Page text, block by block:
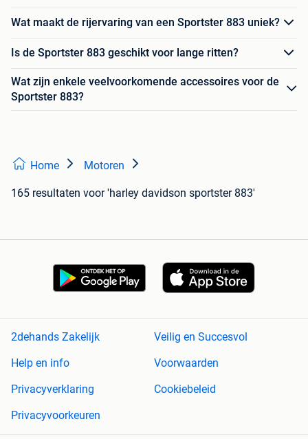
Wat maakt de rijervaring van een Sportster 883 uniek?
Is de Sportster 883 geschikt voor lange ritten?
Wat zijn enkele veelvoorkomende accessoires voor de
Sportster 883?
Home Motoren
165 resultaten voor 'harley davidson sportster 883'
2dehands Zakelijk
Veilig en Succesvol
Help en info
Voorwaarden
Privacyverklaring
Cookiebeleid
Privacyvoorkeuren